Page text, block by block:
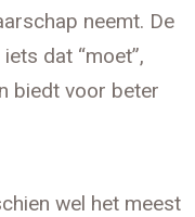
neemt. De
dat “moet”,
biedt voor beter
wel het meest